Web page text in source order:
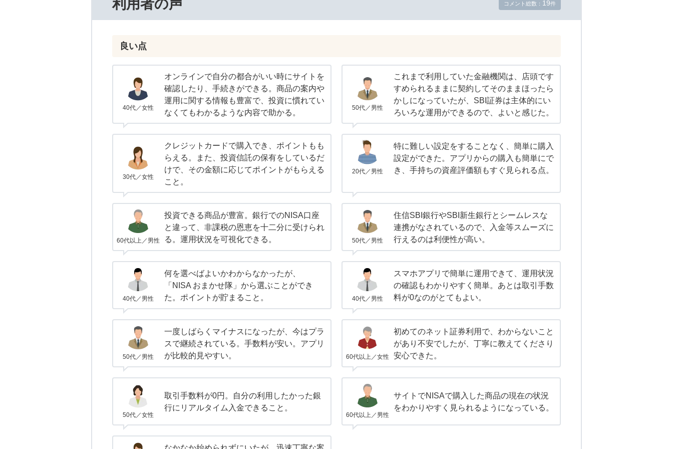
利用者の声 コメント総数： 19件
良い点
40代／女性
オンラインで自分の都合がいい時にサイトを
確認したり、手続きができる。商品の案内や
運用に関する情報も豊富で、投資に慣れてい
なくてもわかるような内容で助かる。
50代／男性
これまで利用していた金融機関は、店頭です
すめられるままに契約してそのままほったら
かしになっていたが、SBI証券は主体的にい
ろいろな運用ができるので、よいと感じた。
30代／女性
クレジットカードで購入でき、ポイントもも
らえる。また、投資信託の保有をしているだ
けで、その金額に応じてポイントがもらえる
こと。
20代／男性
特に難しい設定をすることなく、簡単に購入
設定ができた。アプリからの購入も簡単にで
き、手持ちの資産評価額もすぐ見られる点。
60代以上／男性
投資できる商品が豊富。銀行でのNISA口座
と違って、非課税の恩恵を十二分に受けられ
る。運用状況を可視化できる。
50代／男性
住信SBI銀行やSBI新生銀行とシームレスな
連携がなされているので、入金等スムーズに
行えるのは利便性が高い。
40代／男性
何を選べばよいかわからなかったが、
「NISA おまかせ隊」から選ぶことができ
た。ポイントが貯まること。
40代／男性
スマホアプリで簡単に運用できて、運用状況
の確認もわかりやすく簡単。あとは取引手数
料が0なのがとてもよい。
50代／男性
一度しばらくマイナスになったが、今はプラ
スで継続されている。手数料が安い。アプリ
が比較的見やすい。
60代以上／女性
初めてのネット証券利用で、わからないこと
があり不安でしたが、丁寧に教えてくださり
安心できた。
50代／女性
取引手数料が0円。自分の利用したかった銀
行にリアルタイム入金できること。
60代以上／男性
サイトでNISAで購入した商品の現在の状況
をわかりやすく見られるようになっている。